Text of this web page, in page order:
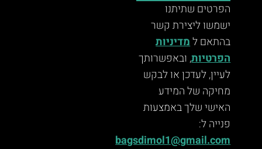
הפרטים שתיתנו
ישמשו ליצירת קשר
בהתאם למדיניות
הפרטיות, ובאפשרותך
לעיין, לעדכן או לבקש
מחיקה של המידע
האישי שלך באמצעות
פנייה ל:
bagsdimol1@gmail.com